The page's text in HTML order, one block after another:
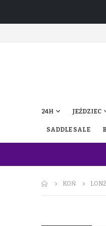
24H JEŹDZIEC
SADDLE SALE
KOŃ